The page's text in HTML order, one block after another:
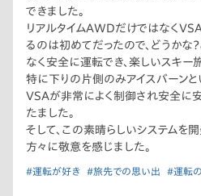
できました。
リアルタイムAWDだけではなく
るのは初めてだったので、どうかな
なく安全に運転でき、楽しいスキー
特に下りの片側のみアイスバーン
VSAが非常によく制御され安全に
たました。
そして、この素晴らしいシステムを
方々に敬意を感じました。
#運転が好き #旅先での思い出 #運転